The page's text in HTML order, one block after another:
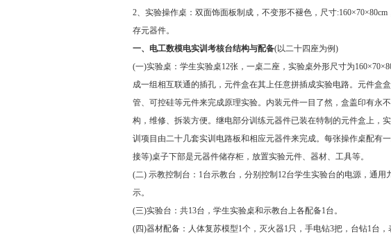
2、实验操作桌：双面饰面板制成，不变形不褪色，尺寸
存元器件。
一、 电工数模电实训考核台结构与配备(以二十四座为例)
(一)实验桌：学生实验桌12张，一桌二座，实验桌外形尺寸为
成一组相互联通的插孔，元件盒在其上任意拼插成实验电路。元件盒
管、可控硅等元件来完成原理实验。内装元件一目了然，盒盖印有永
构，维修、拆装方便。继电部分训练元器件已装在特制的元件盒上，
训项目由二十几套实训电路板和相应元器件来完成。每张操作桌配有
接等)桌子下部是元器件储存柜，放置实验元件、器材、工具等。
(二) 示教控制台：1台示教台，分别控制12台学生实验台的电源，通
示。
(三)实验台：共13台，学生实验桌和示教台上各配备1台。
(四)器材配备：人体复苏模型1个，灭火器1只，手电钻3把，台钻1台